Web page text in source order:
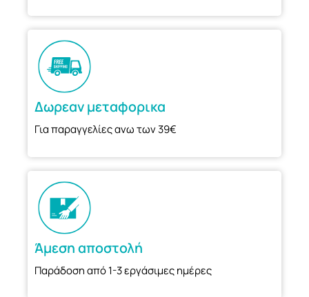
Δωρεαν μεταφορικα
Για παραγγελίες ανω των 39€
Άμεση αποστολή
Παράδοση από 1-3 εργάσιμες ημέρες